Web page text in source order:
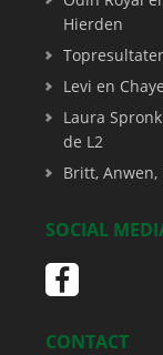
Hierden
Levi en
Laura
de L2
Britt,
SOCIAL
CONTACT